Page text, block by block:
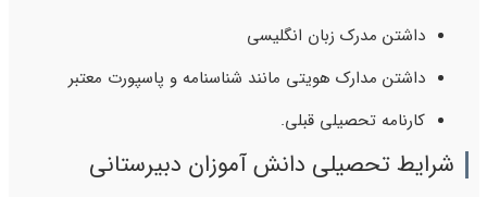
داشتن مدرک زبان انگلیسی
داشتن مدارک هویتی مانند شناسنامه و پاسپورت معتبر
کارنامه تحصیلی قبلی.
شرایط تحصیلی دانش آموزان دبیرستانی